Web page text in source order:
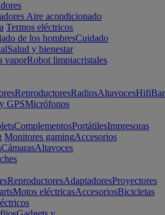
Aire acondicionado
Termos eléctricos
de los hombresCuidado
Salud y bienestar
vaporRobot limpiacristales
ReproductoresRadiosAltavocesHifi
GPSMicrófonos
ComplementosPortátilesImpresoras
Monitores gamingAccesorios
CámarasAltavoces
ReproductoresAdaptadoresProyectores
Motos eléctricasAccesoriosBicicletas